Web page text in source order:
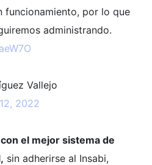
funcionamiento, por lo que
administrando.
Vallejo
2022
el mejor sistema de
sin adherirse al Insabi,